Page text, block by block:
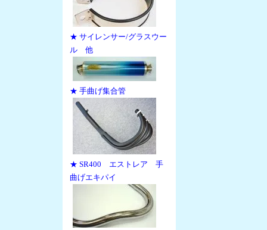
★ サイレンサー/グラスウー
ル 他
★ 手曲げ集合管
★ SR400 エストレア 手
曲げエキパイ